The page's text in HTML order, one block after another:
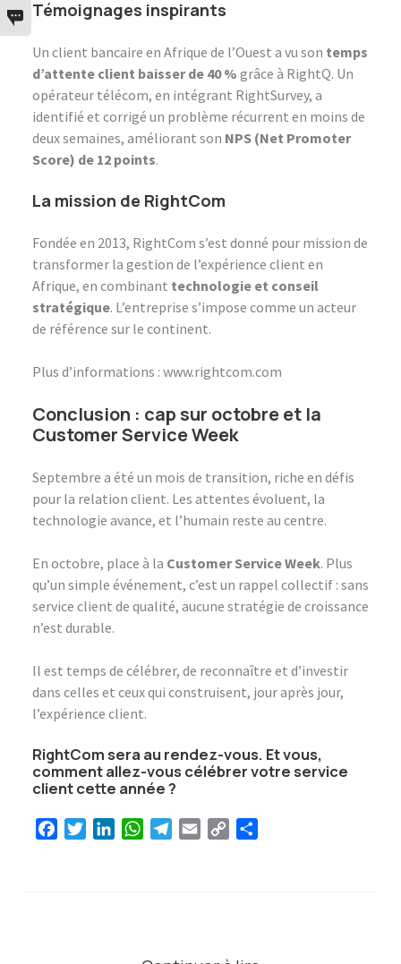
Témoignages inspirants
Un client bancaire en Afrique de l’Ouest a vu son temps
d’attente client baisser de 40 % grâce à RightQ. Un
opérateur télécom, en intégrant RightSurvey, a
identifié et corrigé un problème récurrent en moins de
deux semaines, améliorant son NPS (Net Promoter
Score) de 12 points.
La mission de RightCom
Fondée en 2013, RightCom s’est donné pour mission de
transformer la gestion de l’expérience client en
Afrique, en combinant technologie et conseil
stratégique. L’entreprise s’impose comme un acteur
de référence sur le continent.
Plus d’informations : www.rightcom.com
Conclusion : cap sur octobre et la
Customer Service Week
Septembre a été un mois de transition, riche en défis
pour la relation client. Les attentes évoluent, la
technologie avance, et l’humain reste au centre.
En octobre, place à la Customer Service Week. Plus
qu’un simple événement, c’est un rappel collectif : sans
service client de qualité, aucune stratégie de croissance
n’est durable.
Il est temps de célébrer, de reconnaître et d’investir
dans celles et ceux qui construisent, jour après jour,
l’expérience client.
RightCom sera au rendez-vous. Et vous,
comment allez-vous célébrer votre service
client cette année ?
FacebookTwitterLinkedInWhatsAppTelegram
Email Copy